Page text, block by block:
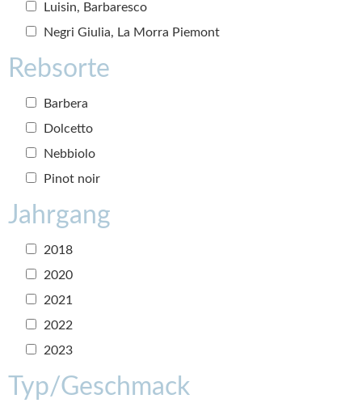
Luisin, Barbaresco
Negri Giulia, La Morra Piemont
Rebsorte
Barbera
Dolcetto
Nebbiolo
Pinot noir
Jahrgang
2018
2020
2021
2022
2023
Typ/Geschmack